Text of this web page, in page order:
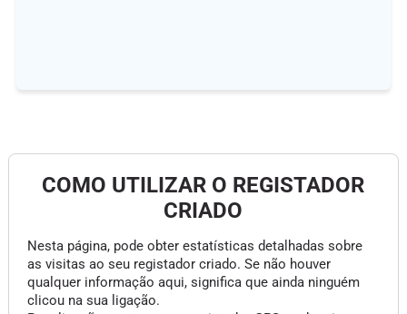
COMO UTILIZAR O REGISTADOR
CRIADO
Nesta página, pode obter estatísticas detalhadas sobre
as visitas ao seu registador criado. Se não houver
qualquer informação aqui, significa que ainda ninguém
clicou na sua ligação.